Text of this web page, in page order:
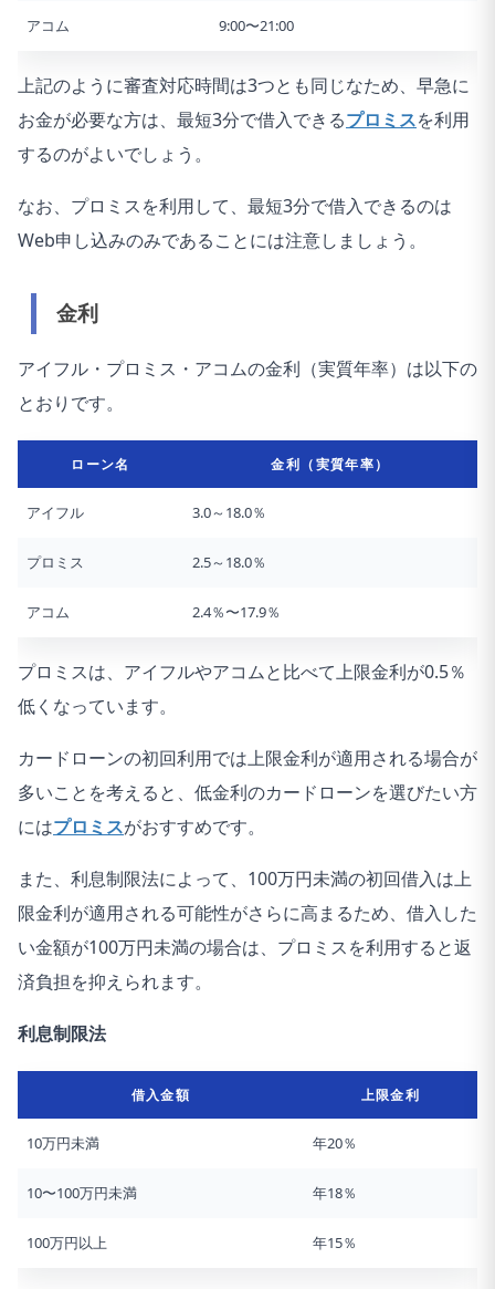
アコム 9:00〜21:00
上記のように審査対応時間は3つとも同じなため、早急に
お金が必要な方は、最短3分で借入できるプロミスを利用
するのがよいでしょう。
なお、プロミスを利用して、最短3分で借入できるのは
Web申し込みのみであることには注意しましょう。
金利
アイフル・プロミス・アコムの金利（実質年率）は以下の
とおりです。
ローン名 金利（実質年率）
アイフル 3.0～18.0％
プロミス 2.5～18.0％
アコム 2.4％〜17.9％
プロミスは、アイフルやアコムと比べて上限金利が0.5％
低くなっています。
カードローンの初回利用では上限金利が適用される場合が
多いことを考えると、低金利のカードローンを選びたい方
にはプロミスがおすすめです。
また、利息制限法によって、100万円未満の初回借入は上
限金利が適用される可能性がさらに高まるため、借入した
い金額が100万円未満の場合は、プロミスを利用すると返
済負担を抑えられます。
利息制限法
借入金額 上限金利
10万円未満 年20％
10〜100万円未満 年18％
100万円以上 年15％